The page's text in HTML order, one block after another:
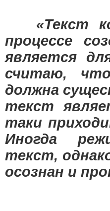
«Текст
процессе
является
считаю,
должна
текст
таки
Иногда
текст,
осознан и